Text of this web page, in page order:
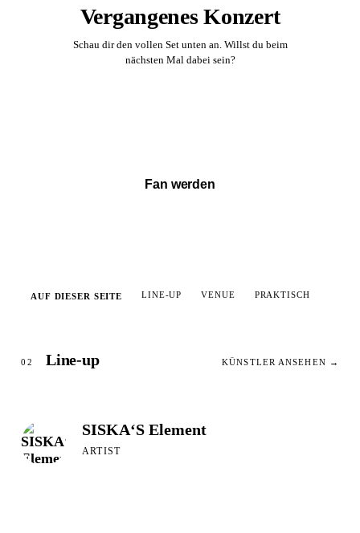
Vergangenes Konzert
Schau dir den vollen Set unten an. Willst du beim
nächsten Mal dabei sein?
Fan werden
AUF DIESER SEITE LINE-UP VENUE PRAKTISCH
02 Line-up KÜNSTLER ANSEHEN →
SISKA‘S Element
ARTIST